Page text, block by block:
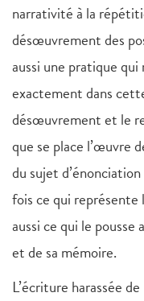
narrativité à la
désœuvrement des
aussi une pratique
exactement dans
désœuvrement et le
que se place l’œuvre
du sujet
fois ce qui représente
aussi ce qui le
et de sa mémoire.
L’écriture harassée